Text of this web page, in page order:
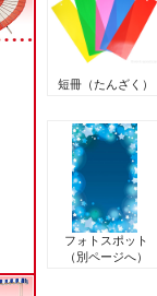
短冊（たんざく）
フォトスポット
（別ページへ）